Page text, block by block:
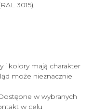
3015),
i kolory mają charakter
może nieznacznie
w wybranych
w celu